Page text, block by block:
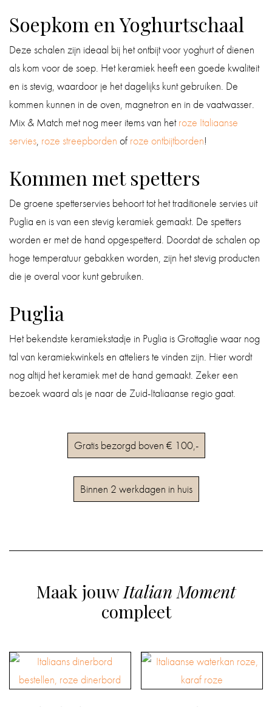
Soepkom en Yoghurtschaal
Deze schalen zijn ideaal bij het ontbijt voor yoghurt of dienen
als kom voor de soep. Het keramiek heeft een goede kwaliteit
en is stevig, waardoor je het dagelijks kunt gebruiken. De
kommen kunnen in de oven, magnetron en in de vaatwasser.
Mix & Match met nog meer items van hetroze Italiaanse
servies, roze streepborden of roze ontbijtborden!
Kommen met spetters
De groene spetterservies behoort tot het traditionele servies uit
Puglia en is van een stevig keramiek gemaakt. De spetters
worden er met de hand opgespetterd. Doordat de schalen op
hoge temperatuur gebakken worden, zijn het stevig producten
die je overal voor kunt gebruiken.
Puglia
Het bekendste keramiekstadje in Puglia is Grottaglie waar nog
tal van keramiekwinkels en atteliers te vinden zijn. Hier wordt
nog altijd het keramiek met de hand gemaakt. Zeker een
bezoek waard als je naar de Zuid-Italiaanse regio gaat.
Gratis bezorgd boven € 100,-
Binnen 2 werkdagen in huis
Maak jouwItalian Moment
compleet